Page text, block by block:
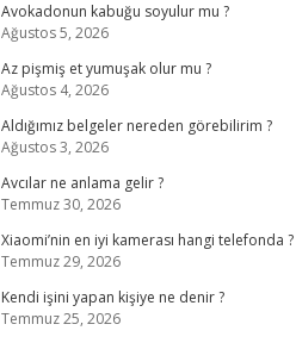
Avokadonun kabuğu soyulur mu ?
Ağustos 5, 2026
Az pişmiş et yumuşak olur mu ?
Ağustos 4, 2026
Aldığımız belgeler nereden görebilirim ?
Ağustos 3, 2026
Avcılar ne anlama gelir ?
Temmuz 30, 2026
Xiaomi’nin en iyi kamerası hangi telefonda ?
Temmuz 29, 2026
Kendi işini yapan kişiye ne denir ?
Temmuz 25, 2026